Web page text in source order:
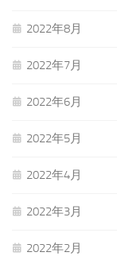
2022年8月
2022年7月
2022年6月
2022年5月
2022年4月
2022年3月
2022年2月